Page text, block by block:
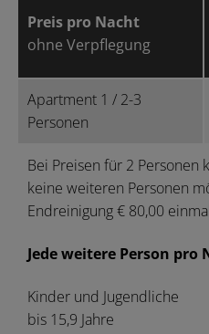
Preis pro Nacht
ohne Verpflegung
Apartment 1 / 2-3
Personen
Bei Preisen für 2 Personen
keine weiteren Personen
Endreinigung € 80,00
Jede weitere Person pro
Kinder und Jugendliche
bis 15,9 Jahre